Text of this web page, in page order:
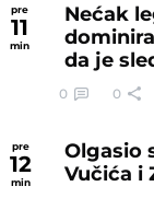
pre
11
min
Nećak
da je
0 0
pre
12
min
Olgasio
Vučića i